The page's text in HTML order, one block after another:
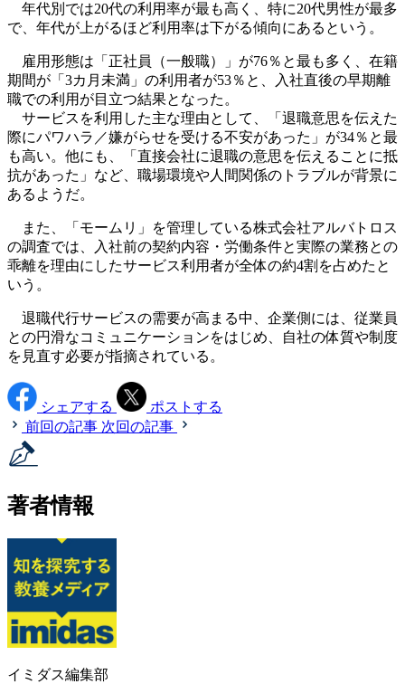
年代別では20代の利用率が最も高く、特に20代男性が最多
で、年代が上がるほど利用率は下がる傾向にあるという。
雇用形態は「正社員（一般職）」が76％と最も多く、在籍
期間が「3カ月未満」の利用者が53％と、入社直後の早期離
職での利用が目立つ結果となった。
サービスを利用した主な理由として、「退職意思を伝えた
際にパワハラ／嫌がらせを受ける不安があった」が34％と最
も高い。他にも、「直接会社に退職の意思を伝えることに抵
抗があった」など、職場環境や人間関係のトラブルが背景に
あるようだ。
また、「モームリ」を管理している株式会社アルバトロス
の調査では、入社前の契約内容・労働条件と実際の業務との
乖離を理由にしたサービス利用者が全体の約4割を占めたと
いう。
退職代行サービスの需要が高まる中、企業側には、従業員
との円滑なコミュニケーションをはじめ、自社の体質や制度
を見直す必要が指摘されている。
シェアする
ポストする
前回の記事 次回の記事
著者情報
イミダス編集部